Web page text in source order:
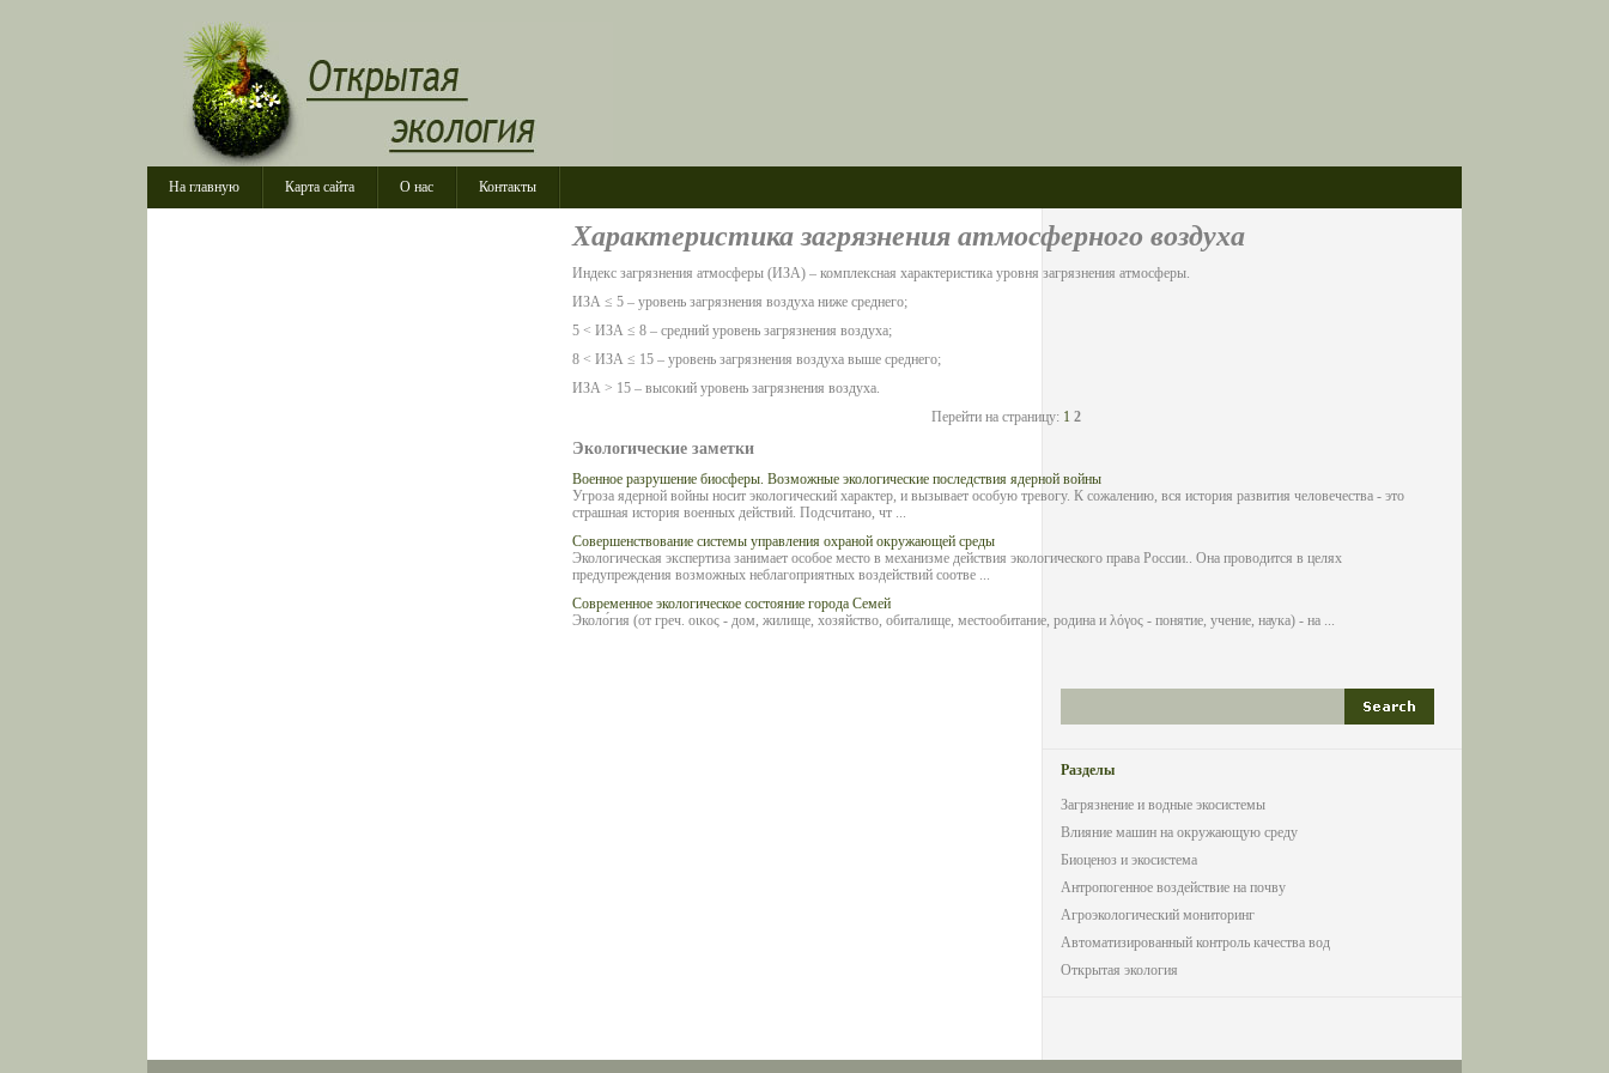
На главную Карта сайта О нас Контакты
Характеристика загрязнения атмосферного воздуха
Индекс загрязнения атмосферы (ИЗА) – комплексная характеристика уровня загрязнения атмосферы.
ИЗА ≤ 5 – уровень загрязнения воздуха ниже среднего;
5 < ИЗА ≤ 8 – средний уровень загрязнения воздуха;
8 < ИЗА ≤ 15 – уровень загрязнения воздуха выше среднего;
ИЗА > 15 – высокий уровень загрязнения воздуха.
Перейти на страницу: 1 2
Экологические заметки
Военное разрушение биосферы. Возможные экологические последствия ядерной войны
Угроза ядерной войны носит экологический характер, и вызывает особую тревогу. К сожалению, вся история развития человечества - это
страшная история военных действий. Подсчитано, чт ...
Совершенствование системы управления охраной окружающей среды
Экологическая экспертиза занимает особое место в механизме действия экологического права России.. Она проводится в целях
предупреждения возможных неблагоприятных воздействий соотве ...
Современное экологическое состояние города Семей
Эколо́гия (от греч. οικος - дом, жилище, хозяйство, обиталище, местообитание, родина и λόγος - понятие, учение, наука) - на ...
Разделы
Загрязнение и водные экосистемы
Влияние машин на окружающую среду
Биоценоз и экосистема
Антропогенное воздействие на почву
Агроэкологический мониторинг
Автоматизированный контроль качества вод
Открытая экология